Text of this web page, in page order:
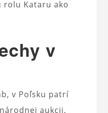
rolu Kataru ako
v
v Poľsku patrí
aukcii.